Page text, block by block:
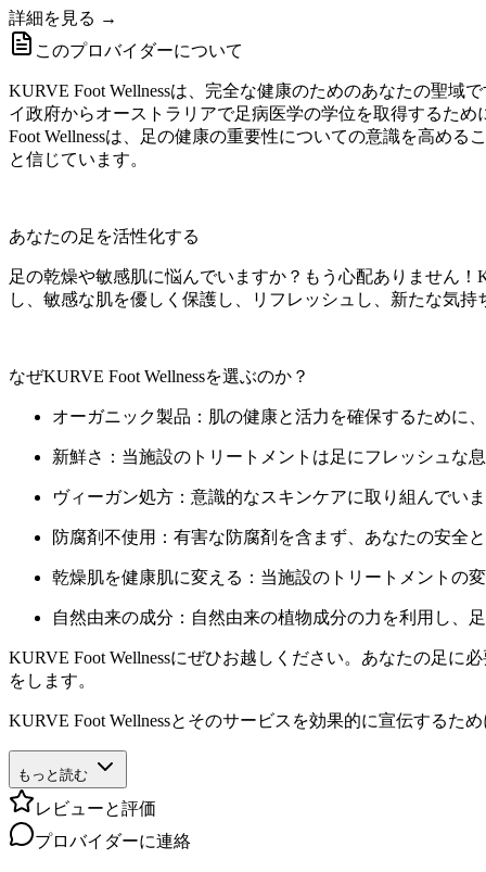
詳細を見る →
このプロバイダーについて
KURVE Foot Wellnessは、完全な健康のためのあなたの聖
イ政府からオーストラリアで足病医学の学位を取得するた
Foot Wellnessは、足の健康の重要性についての意識を高め
と信じています。
あなたの足を活性化する
足の乾燥や敏感肌に悩んでいますか？もう心配ありません
し、敏感な肌を優しく保護し、リフレッシュし、新たな気持
なぜKURVE Foot Wellnessを選ぶのか？
オーガニック製品：肌の健康と活力を確保するために
新鮮さ：当施設のトリートメントは足にフレッシュな
ヴィーガン処方：意識的なスキンケアに取り組んでい
防腐剤不使用：有害な防腐剤を含まず、あなたの安全
乾燥肌を健康肌に変える：当施設のトリートメントの
自然由来の成分：自然由来の植物成分の力を利用し、
KURVE Foot Wellnessにぜひお越しください。あなたの足
をします。
KURVE Foot Wellnessとそのサービスを効果的に宣伝する
もっと読む
レビューと評価
プロバイダーに連絡